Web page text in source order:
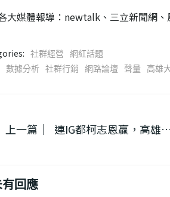
大媒體報導：newtalk、三立新聞網、
社群經營 網紅話題
數據分析 社群行銷 網路論壇 聲量 高雄
Post
上一篇｜ 連IG都柯志恩贏，高雄真要變天？綠5位市長可能人選社群表現「有得追」
回應